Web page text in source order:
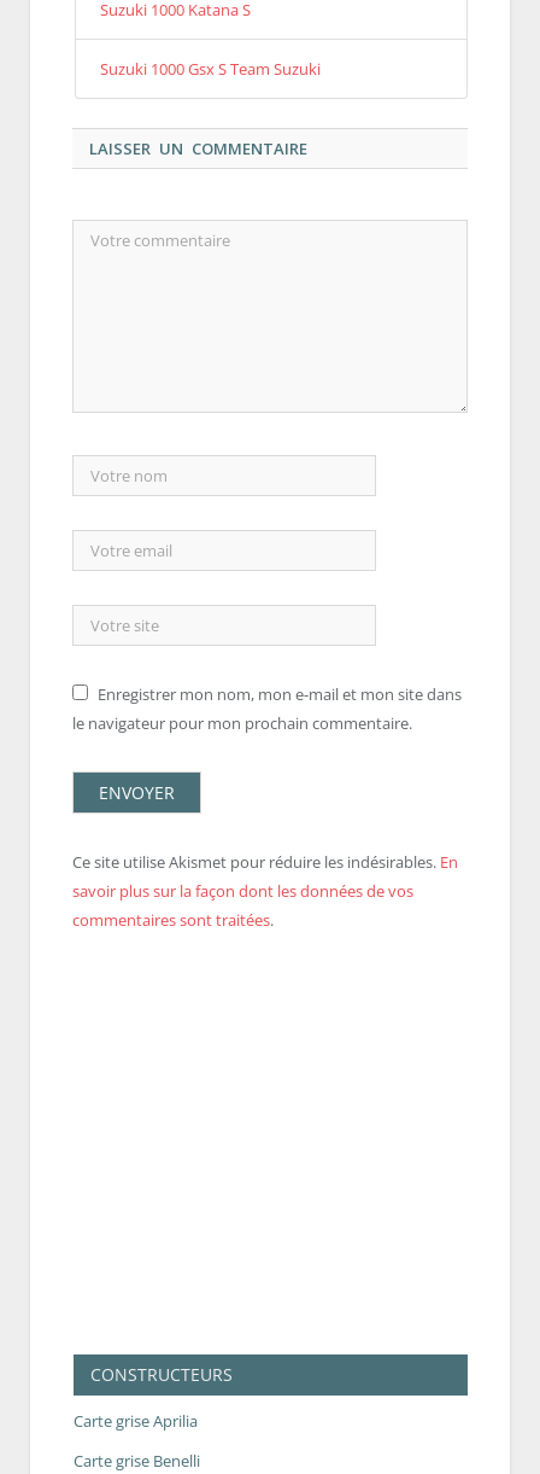
Suzuki 1000 Katana S
Suzuki 1000 Gsx S Team Suzuki
LAISSER UN COMMENTAIRE
Enregistrer mon nom, mon e-mail et mon site dans
le navigateur pour mon prochain commentaire.
Ce site utilise Akismet pour réduire les indésirables. En
savoir plus sur la façon dont les données de vos
commentaires sont traitées.
CONSTRUCTEURS
Carte grise Aprilia
Carte grise Benelli